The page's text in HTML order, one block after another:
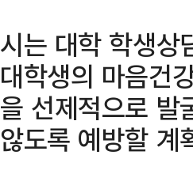
시는 대학 학생상
대학생의 마음건
을 선제적으로 발
않도록 예방할 계